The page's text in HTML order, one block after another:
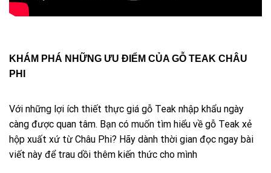
KHÁM PHÁ NHỮNG ƯU ĐIỂM CỦA GỖ TEAK CHÂU
PHI
Với những lợi ích thiết thực giá gỗ Teak nhập khẩu ngày
càng được quan tâm. Bạn có muốn tìm hiểu về gỗ Teak xẻ
hộp xuất xứ từ Châu Phi? Hãy dành thời gian đọc ngay bài
viết này để trau dồi thêm kiến thức cho mình